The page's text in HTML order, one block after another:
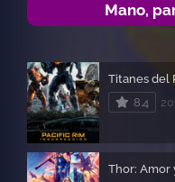
Mano,
Titanes del
8.4
Thor: Amor